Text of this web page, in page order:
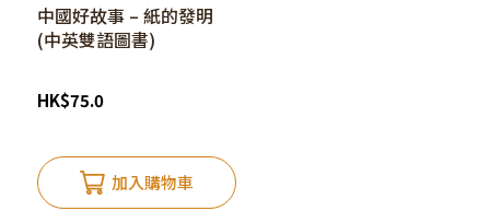
中國好故事 – 紙的發明
(中英雙語圖書)
HK$75.0
加入購物車